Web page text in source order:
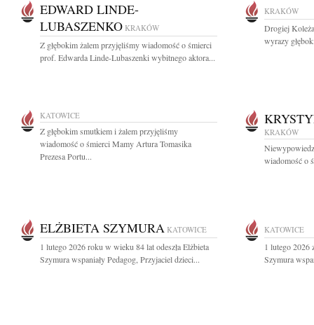
EDWARD LINDE-
LUBASZENKO KRAKÓW
Z głębokim żalem przyjęliśmy wiadomość o śmierci
prof. Edwarda Linde-Lubaszenki wybitnego aktora...
KRAKÓW
Drogiej
wyrazy
KATOWICE
Z głębokim smutkiem i żalem przyjęliśmy
wiadomość o śmierci Mamy Artura Tomasika
Prezesa Portu...
KRAKÓW
wiadomość o
ELŻBIETA SZYMURA KATOWICE
1 lutego 2026 roku w wieku 84 lat odeszła Elżbieta
Szymura wspaniały Pedagog, Przyjaciel dzieci...
KATOWICE
1 lutego 2026
Szymura